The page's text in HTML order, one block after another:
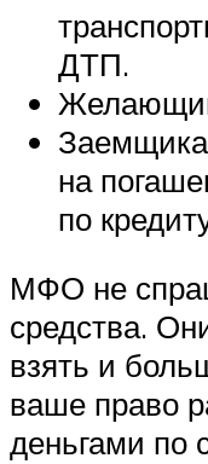
ДТП.
на
по
МФО не
средства.
взять и
ваше право
деньгами по